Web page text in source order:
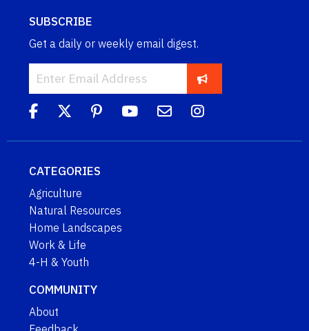
SUBSCRIBE
Get a daily or weekly email digest.
CATEGORIES
Agriculture
Natural Resources
Home Landscapes
Work & Life
4-H & Youth
COMMUNITY
About